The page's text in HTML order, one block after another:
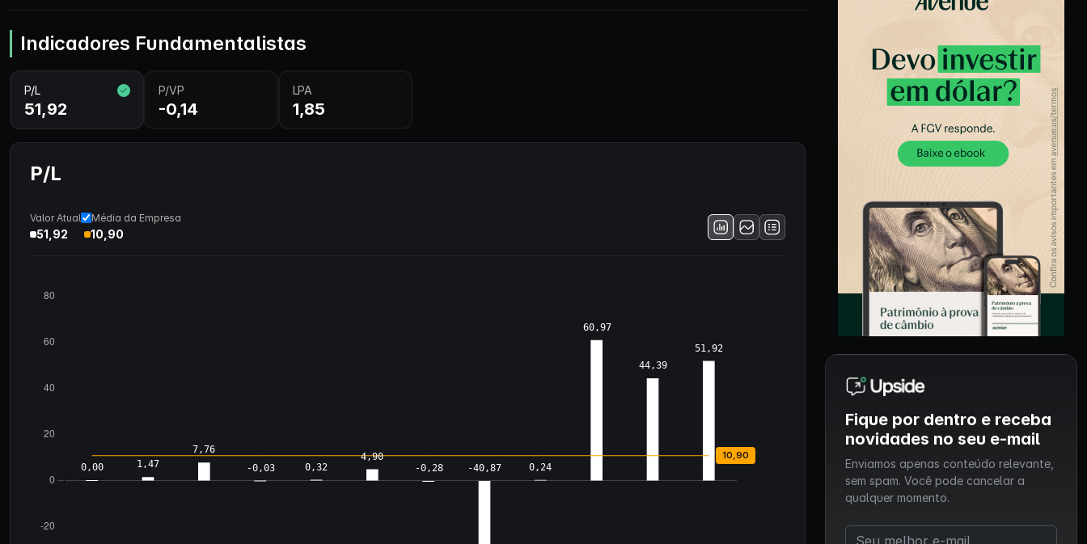
Indicadores Fundamentalistas
P/L
51,92
P/VP
-0,14
LPA
1,85
P/L
Valor Atual
51,92
Média da Empresa
10,90
Fique por dentro e receba
novidades no seu e-mail
Enviamos apenas conteúdo relevante,
sem spam. Você pode cancelar a
qualquer momento.